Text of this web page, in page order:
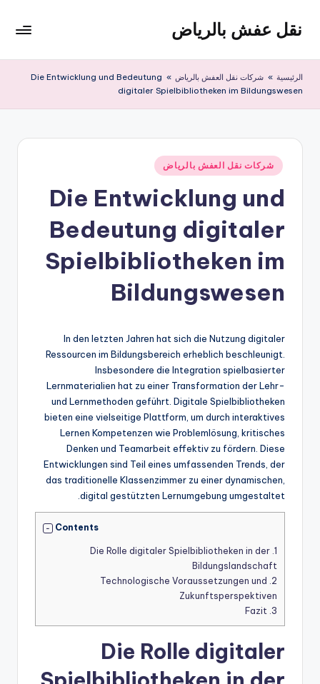
التجاوز
المحتوى
نقل عفش بالرياض
عفش
ريال
الرئيسية » شركات نقل العفش بالرياض »
Die Entwicklung und Bedeutung
digitaler Spielbibliotheken im Bildungswesen
نُشر
في
شركات نقل العفش بالرياض
Die Entwicklung und
Bedeutung digitaler
Spielbibliotheken im
Bildungswesen
In den letzten Jahren hat sich die Nutzung digitaler
Ressourcen im Bildungsbereich erheblich beschleunigt.
Insbesondere die Integration spielbasierter
Lernmaterialien hat zu einer Transformation der Lehr-
und Lernmethoden geführt. Digitale Spielbibliotheken
bieten eine vielseitige Plattform, um durch interaktives
Lernen Kompetenzen wie Problemlösung, kritisches
Denken und Teamarbeit effektiv zu fördern. Diese
Entwicklungen sind Teil eines umfassenden Trends, der
das traditionelle Klassenzimmer zu einer dynamischen,
digital gestützten Lernumgebung umgestaltet.
Contents
1.
Die Rolle digitaler Spielbibliotheken in der
Bildungslandschaft
2.
Technologische Voraussetzungen und
Zukunftsperspektiven
3.
Die Rolle digitaler